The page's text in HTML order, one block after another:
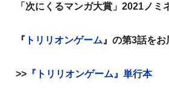
「次にくるマンガ大賞」2021ノミ
『 トリリオンゲーム 』の第3話をお
>> 『トリリオンゲーム』単行本